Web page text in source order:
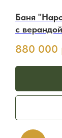
Баня
с
880 000